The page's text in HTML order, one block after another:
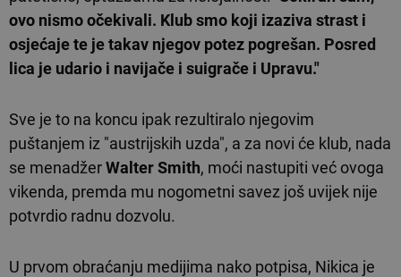
ovo nismo očekivali. Klub smo koji izaziva strast i
osjećaje te je takav njegov potez pogrešan. Posred
lica je udario i navijače i suigrače i Upravu."
Sve je to na koncu ipak rezultiralo njegovim
puštanjem iz "austrijskih uzda", a za novi će klub, nada
se menadžerWalter Smith, moći nastupiti već ovoga
vikenda, premda mu nogometni savez još uvijek nije
potvrdio radnu dozvolu.
U prvom obraćanju medijima nako potpisa, Nikica je